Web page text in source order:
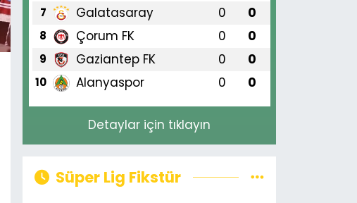
7 Galatasaray 0 0
8 Çorum FK 0 0
9 Gaziantep FK 0 0
10 Alanyaspor 0 0
Detaylar için tıklayın
Süper Lig Fikstür